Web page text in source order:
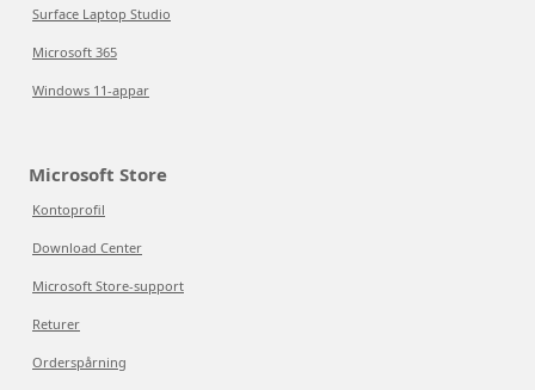
Surface Laptop Studio
Microsoft 365
Windows 11-appar
Microsoft Store
Kontoprofil
Download Center
Microsoft Store-support
Returer
Orderspårning